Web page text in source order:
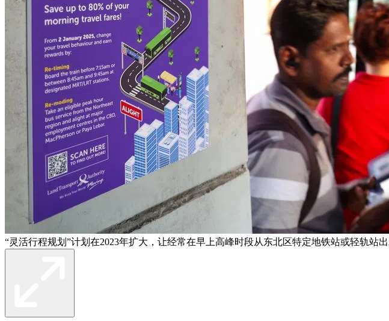
“灵活行程规划”计划在2023年扩大，让经常在早上高峰时段从东北区特定地铁站或轻轨站